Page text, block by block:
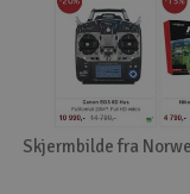
Skjermbilde fra